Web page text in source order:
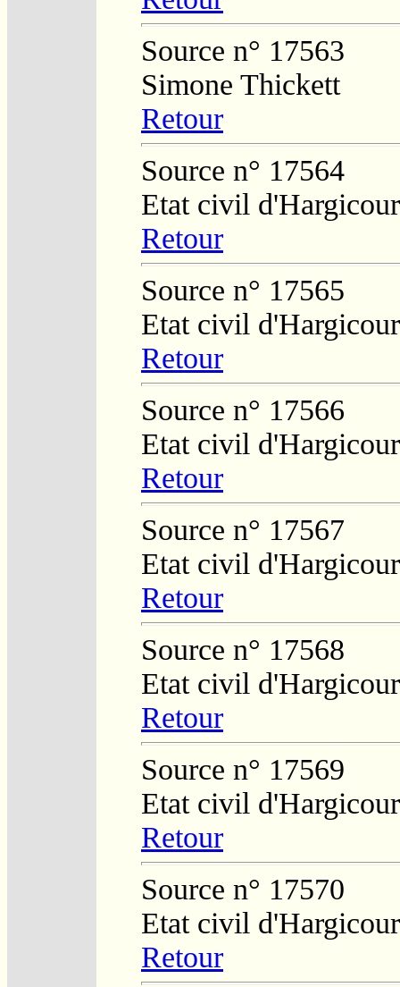
Source n° 17563
Simone Thickett
Retour
Source n° 17564
Etat civil
Retour
Source n° 17565
Etat civil
Retour
Source n° 17566
Etat civil
Retour
Source n° 17567
Etat civil
Retour
Source n° 17568
Etat civil
Retour
Source n° 17569
Etat civil
Retour
Source n° 17570
Etat civil
Retour